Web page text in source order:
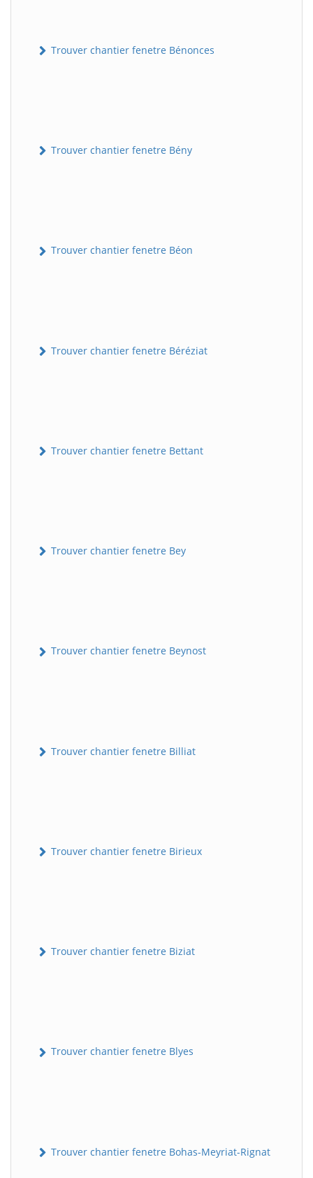
Trouver chantier fenetre Bénonces
Trouver chantier fenetre Bény
Trouver chantier fenetre Béon
Trouver chantier fenetre Béréziat
Trouver chantier fenetre Bettant
Trouver chantier fenetre Bey
Trouver chantier fenetre Beynost
Trouver chantier fenetre Billiat
Trouver chantier fenetre Birieux
Trouver chantier fenetre Biziat
Trouver chantier fenetre Blyes
Trouver chantier fenetre Bohas-Meyriat-Rignat